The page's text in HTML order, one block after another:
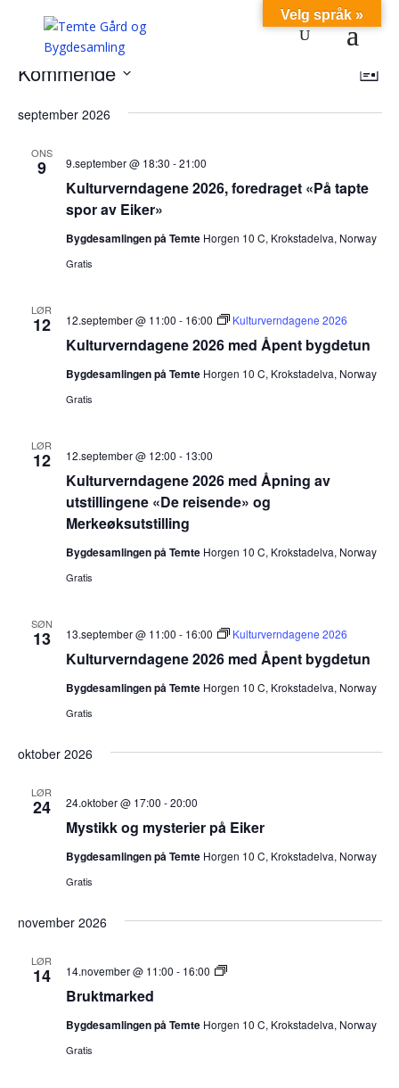
Arrangementer Liste
Kommende
dato.
september 2026
ONS
9
Kulturverndagene 2026, foredraget «På tapte
spor av Eiker»
9.september @ 18:30 -21:00
Bygdesamlingen på Temte Horgen 10 C, Krokstadelva, Norway
Gratis
LØR
12
Kulturverndagene 2026 med Åpent bygdetun
12.september @ 11:00 - 16:00 Kulturverndagene 2026
Bygdesamlingen på Temte Horgen 10 C, Krokstadelva, Norway
Gratis
LØR
12
Kulturverndagene 2026 med Åpning av
utstillingene «De reisende» og
Merkeøksutstilling
12.september @ 12:00 - 13:00
Bygdesamlingen på Temte Horgen 10 C, Krokstadelva, Norway
Gratis
SØN
13
Kulturverndagene 2026 med Åpent bygdetun
13.september @ 11:00 - 16:00 Kulturverndagene 2026
Bygdesamlingen på Temte Horgen 10 C, Krokstadelva, Norway
Gratis
oktober 2026
LØR
24
Mystikk og mysterier på Eiker
24.oktober @ 17:00 -20:00
Bygdesamlingen på Temte Horgen 10 C, Krokstadelva, Norway
Gratis
november 2026
LØR
14
Bruktmarked
14.november @ 11:00 - 16:00 Julemarked
Bygdesamlingen på Temte Horgen 10 C, Krokstadelva, Norway
Gratis
Velg språk »